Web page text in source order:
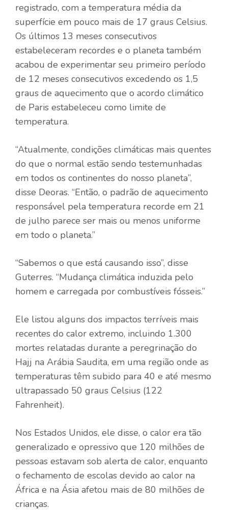
registrado, com a temperatura média da
superfície em pouco mais de 17 graus Celsius.
Os últimos 13 meses consecutivos
estabeleceram recordes e o planeta também
acabou de experimentar seu primeiro período
de 12 meses consecutivos excedendo os 1,5
graus de aquecimento que o acordo climático
de Paris estabeleceu como limite de
temperatura.
“Atualmente, condições climáticas mais quentes
do que o normal estão sendo testemunhadas
em todos os continentes do nosso planeta”,
disse Deoras. “Então, o padrão de aquecimento
responsável pela temperatura recorde em 21
de julho parece ser mais ou menos uniforme
em todo o planeta.”
“Sabemos o que está causando isso”, disse
Guterres. “Mudança climática induzida pelo
homem e carregada por combustíveis fósseis.”
Ele listou alguns dos impactos terríveis mais
recentes do calor extremo, incluindo 1.300
mortes relatadas durante a peregrinação do
Hajj na Arábia Saudita, em uma região onde as
temperaturas têm subido para 40 e até mesmo
ultrapassado 50 graus Celsius (122
Fahrenheit).
Nos Estados Unidos, ele disse, o calor era tão
generalizado e opressivo que 120 milhões de
pessoas estavam sob alerta de calor, enquanto
o fechamento de escolas devido ao calor na
África e na Ásia afetou mais de 80 milhões de
crianças.